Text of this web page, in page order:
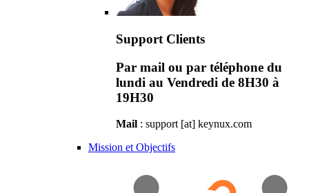
Support Clients
Par mail ou par téléphone du
lundi au Vendredi de 8H30 à
19H30
Mail : support [at] keynux.com
Mission et Objectifs